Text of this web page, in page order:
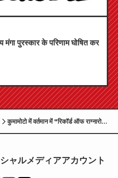
मंगा पुरस्कार के परिणाम घोषित कर
कुमामोटो में वर्तमान में "रिकॉर्ड ऑफ राग्नारोक
ャルメディアアカウント